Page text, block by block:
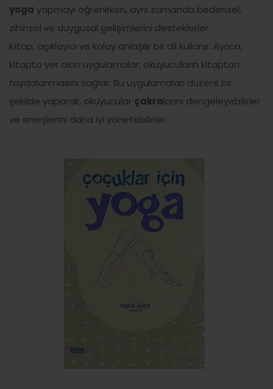
yoga yapmayı öğrenirken, aynı zamanda bedensel,
zihinsel ve duygusal gelişimlerini desteklerler.
Kitap, açıklayıcı ve kolay anlaşılır bir dil kullanır. Ayrıca,
kitapta yer alan uygulamalar, okuyucuların kitaptan
faydalanmasını sağlar. Bu uygulamaları düzenli bir
şekilde yaparak, okuyucular çakralarını dengeleyebilirler
ve enerjilerini daha iyi yönetebilirler.